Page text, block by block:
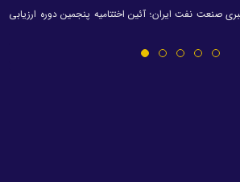
صنعت نفت ایران؛ آئین اختتامیه پنجمین دوره ارزیابی